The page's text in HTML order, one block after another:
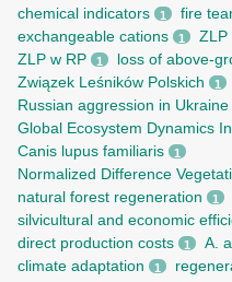
chemical indicators 1 fire
exchangeable cations 1 ZLP
ZLP w RP 1 loss of above-
Związek Leśników Polskich 1
Russian aggression in Ukraine
Global Ecosystem Dynamics
Canis lupus familiaris 1
Normalized Difference
natural forest regeneration 1
silvicultural and economic
direct production costs 1 A.
climate adaptation 1